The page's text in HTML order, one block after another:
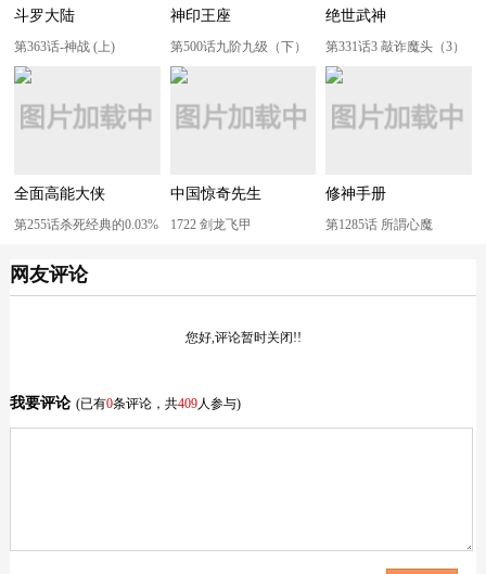
斗罗大陆
第363话-神战 (上)
神印王座
第500话九阶九级（下）
绝世武神
第331话3 敲诈魔头（3）
全面高能大侠
第255话杀死经典的0.03%
中国惊奇先生
1722 剑龙飞甲
修神手册
第1285话 所謂心魔
网友评论
您好,评论暂时关闭!!
我要评论 (已有0条评论，共409人参与)